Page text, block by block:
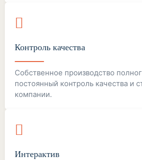
Контроль качества
Собственное производство
постоянный контроль качества и
компании.
Интерактив